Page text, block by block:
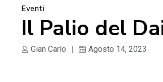
Eventi
Il Palio del
Gian Carlo Agosto 14, 2023